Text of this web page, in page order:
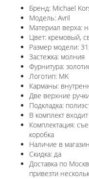
Бренд: Michael
Модель: Avril
Материал верха:
Цвет: кремовый,
Размер модели:
Застежка: молния
Фурнитура:
Логотип: MK
Карманы:
Две верхние
Подкладка:
В комплект
Комплектация:
коробка
Наличие в
Скидка: да
Доставка по
привезти